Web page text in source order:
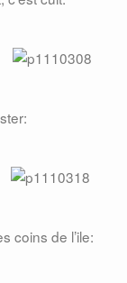
coins de l’ile: